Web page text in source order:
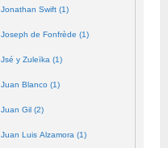
Jonathan Swift (1)
Joseph de Fonfrède (1)
Jsé y Zuleïka (1)
Juan Blanco (1)
Juan Gil (2)
Juan Luis Alzamora (1)